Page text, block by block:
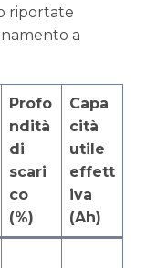
riportate
a
Profo
ndità
di
scari
co
(%)
Capa
cità
utile
effett
iva
(Ah)